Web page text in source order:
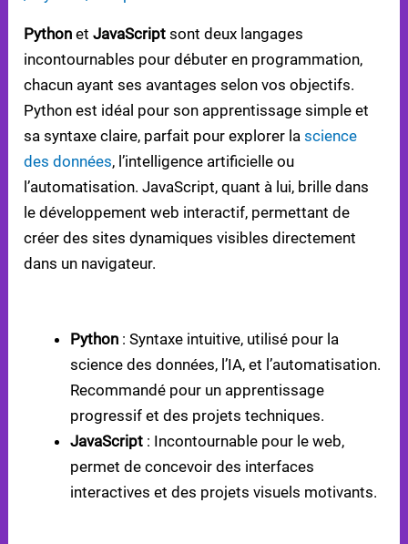
Python etJavaScript sont deux langages
incontournables pour débuter en programmation,
chacun ayant ses avantages selon vos objectifs.
Python est idéal pour son apprentissage simple et
sa syntaxe claire, parfait pour explorer lascience
des données, l’intelligence artificielle ou
l’automatisation. JavaScript, quant à lui, brille dans
le développement web interactif, permettant de
créer des sites dynamiques visibles directement
dans un navigateur.
Python : Syntaxe intuitive, utilisé pour la
science des données, l’IA, et l’automatisation.
Recommandé pour un apprentissage
progressif et des projets techniques.
JavaScript : Incontournable pour le web,
permet de concevoir des interfaces
interactives et des projets visuels motivants.